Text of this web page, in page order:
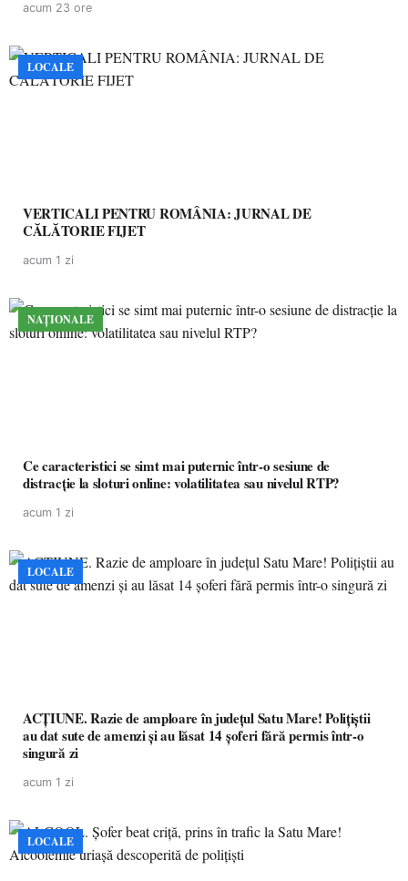
acum 23 ore
LOCALE
VERTICALI PENTRU ROMÂNIA: JURNAL DE
CĂLĂTORIE FIJET
acum 1 zi
NAȚIONALE
Ce caracteristici se simt mai puternic într-o sesiune de
distracție la sloturi online: volatilitatea sau nivelul RTP?
acum 1 zi
LOCALE
ACȚIUNE. Razie de amploare în județul Satu Mare! Polițiștii
au dat sute de amenzi și au lăsat 14 șoferi fără permis într-o
singură zi
acum 1 zi
LOCALE